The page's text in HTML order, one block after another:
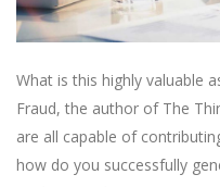
What is this highly valuable
Fraud, the author of The
are all capable of
how do you successfully